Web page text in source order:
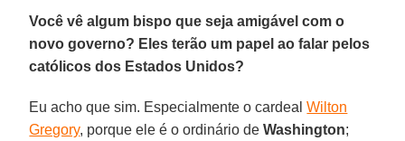
Você vê algum bispo que seja amigável com o
novo governo? Eles terão um papel ao falar pelos
católicos dos Estados Unidos?
Eu acho que sim. Especialmente o cardealWilton
Gregory, porque ele é o ordinário deWashington;